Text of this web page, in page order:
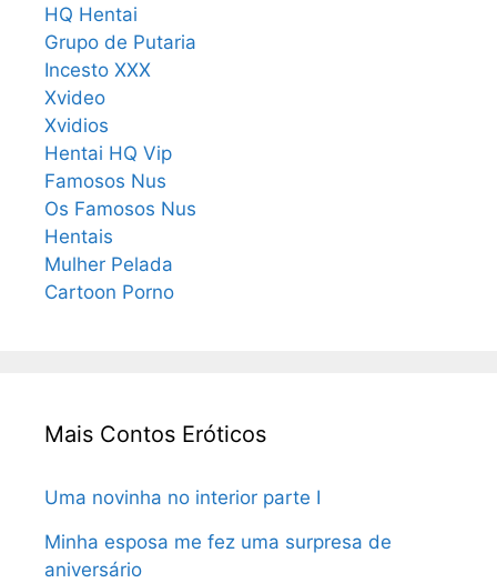
HQ Hentai
Grupo de Putaria
Incesto XXX
Xvideo
Xvidios
Hentai HQ Vip
Famosos Nus
Os Famosos Nus
Hentais
Mulher Pelada
Cartoon Porno
Mais Contos Eróticos
Uma novinha no interior parte I
Minha esposa me fez uma surpresa de
aniversário